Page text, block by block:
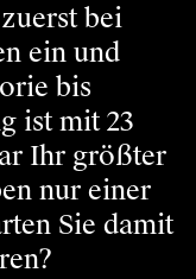
bei
ein und
bis
ist mit 23
Ihr größter
nur einer
Sie damit